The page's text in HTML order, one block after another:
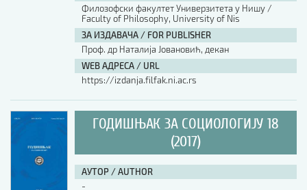
Филозофски факултет Универзитета у Нишу /
Faculty of Philosophy, University of Nis
ЗА ИЗДАВАЧА / FOR PUBLISHER
Проф. др Наталија Јовановић, декан
WEB АДРЕСА / URL
https://izdanja.filfak.ni.ac.rs
ГОДИШЊАК ЗА СОЦИОЛОГИЈУ 18
(2017)
АУТОР / AUTHOR
-